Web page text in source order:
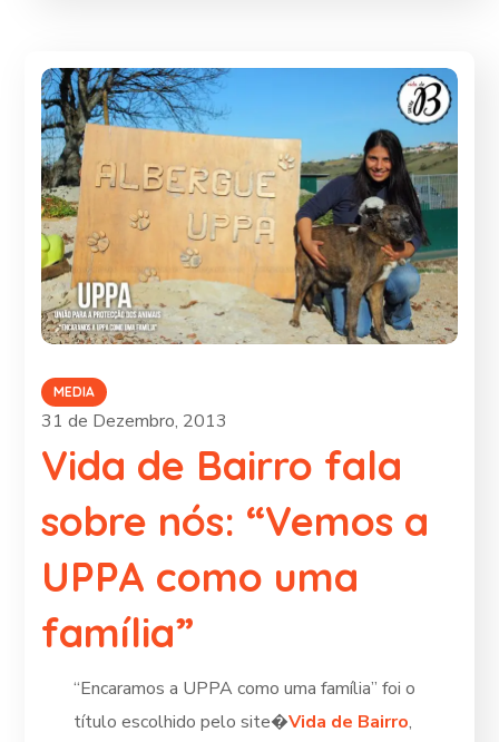
MEDIA
31 de Dezembro, 2013
Vida de Bairro fala
sobre nós: “Vemos a
UPPA como uma
família”
“Encaramos a UPPA como uma família” foi o
título escolhido pelo site�Vida de Bairro,